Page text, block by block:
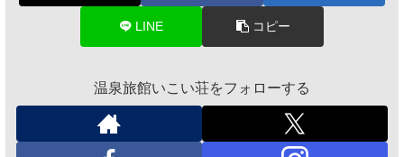
LINE コピー
温泉旅館いこい荘をフォローする